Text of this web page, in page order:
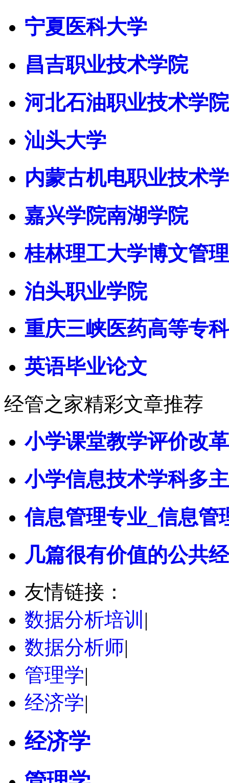
宁夏医科大学
昌吉职业技术学院
河北石油职业技术学院
汕头大学
内蒙古机电职业技术
嘉兴学院南湖学院
桂林理工大学博文管
泊头职业学院
重庆三峡医药高等专
英语毕业论文
经管之家精彩文章推荐
小学课堂教学评价改
小学信息技术学科多
信息管理专业_信息管
几篇很有价值的公共
友情链接：
数据分析培训 |
数据分析师|
管理学|
经济学|
经济学